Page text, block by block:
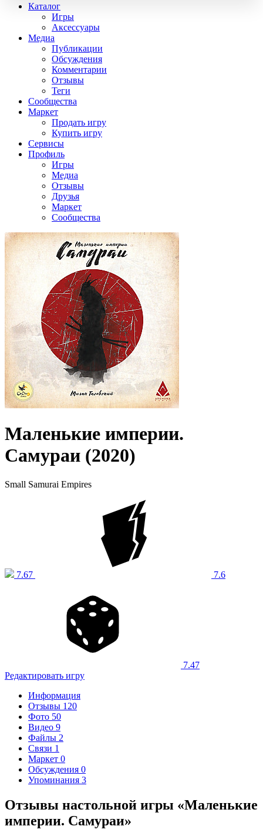
Каталог
Игры
Аксессуары
Медиа
Публикации
Обсуждения
Комментарии
Отзывы
Теги
Сообщества
Маркет
Продать игру
Купить игру
Сервисы
Профиль
Игры
Медиа
Отзывы
Друзья
Маркет
Сообщества
Маленькие империи.
Самураи (2020)
Small Samurai Empires
7.67 7.6
7.47
Редактировать игру
Информация
Отзывы 120
Фото 50
Видео 9
Файлы 2
Связи 1
Маркет 0
Обсуждения 0
Упоминания 3
Отзывы настольной игры «Маленькие
империи. Самураи»